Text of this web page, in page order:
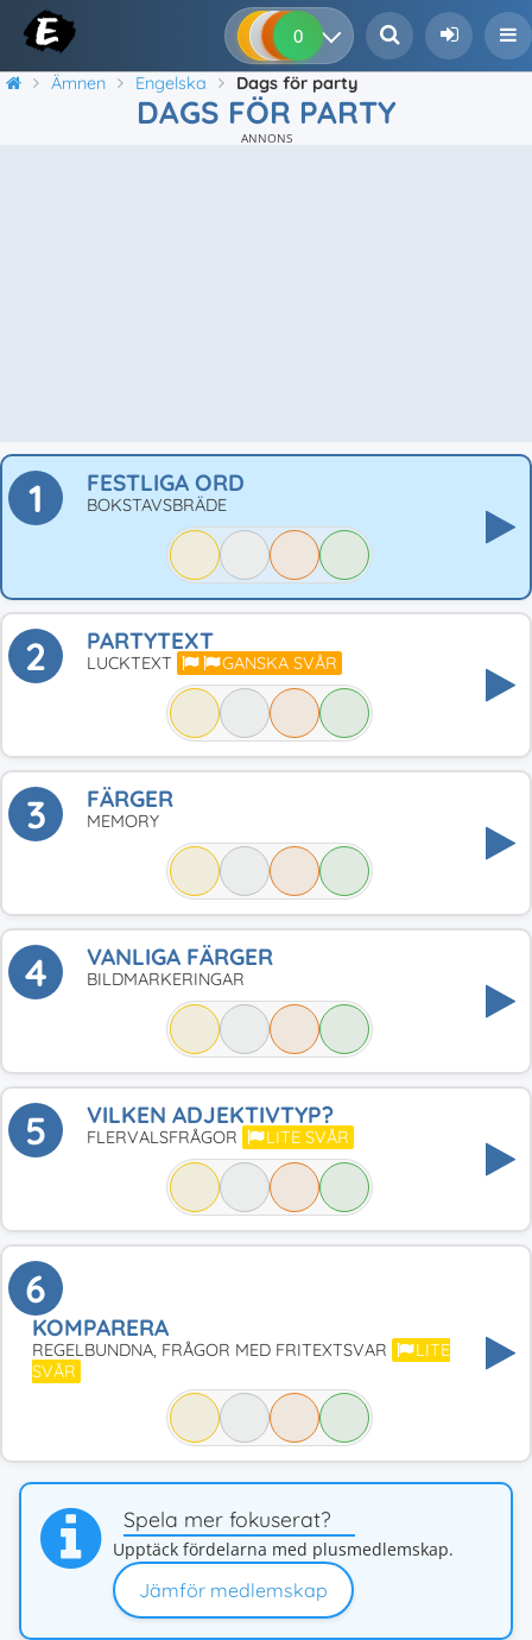
0 0 0
Ämnen Engelska Dags för party
DAGS FÖR PARTY
ANNONS
1 FESTLIGA ORD
BOKSTAVSBRÄDE
2 PARTYTEXT
LUCKTEXT GANSKA SVÅR
3 FÄRGER
MEMORY
4 VANLIGA FÄRGER
BILDMARKERINGAR
5 VILKEN ADJEKTIVTYP?
FLERVALSFRÅGOR LITE SVÅR
6
KOMPARERA
REGELBUNDNA, FRÅGOR MED FRITEXTSVAR
LITE
SVÅR
Spela mer fokuserat?
Upptäck fördelarna med plusmedlemskap.
Jämför medlemskap